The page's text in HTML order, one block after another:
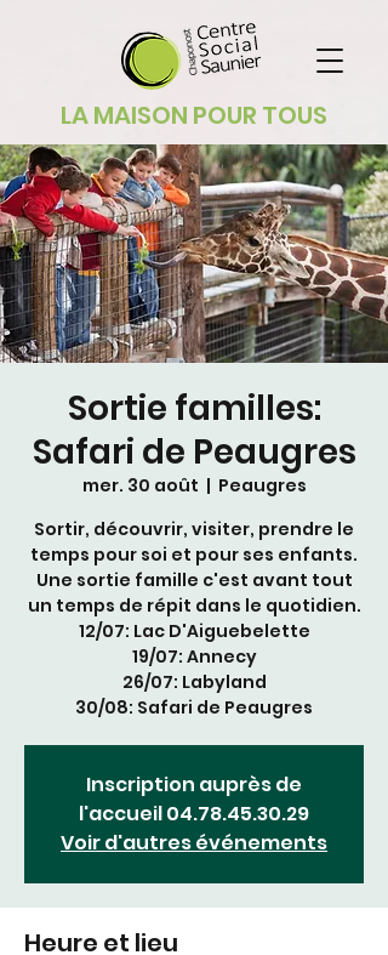
LA MAISON POUR TOUS
Sortie familles:
Safari de Peaugres
mer. 30 août
  |
Peaugres
Sortir, découvrir, visiter, prendre le
temps pour soi et pour ses enfants.
Une sortie famille c'est avant tout
un temps de répit dans le quotidien.
12/07: Lac D'Aiguebelette
19/07: Annecy
26/07: Labyland
30/08: Safari de Peaugres
Inscription auprès de
l'accueil 04.78.45.30.29
Voir d'autres événements
Heure et lieu